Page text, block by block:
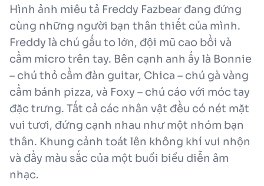
Hình ảnh miêu tả Freddy Fazbear đang đứng
cùng những người bạn thân thiết của mình.
Freddy là chú gấu to lớn, đội mũ cao bồi và
cầm micro trên tay. Bên cạnh anh ấy là Bonnie
– chú thỏ cầm đàn guitar, Chica – chú gà vàng
cầm bánh pizza, và Foxy – chú cáo với móc tay
đặc trưng. Tất cả các nhân vật đều có nét mặt
vui tươi, đứng cạnh nhau như một nhóm bạn
thân. Khung cảnh toát lên không khí vui nhộn
và đầy màu sắc của một buổi biểu diễn âm
nhạc.